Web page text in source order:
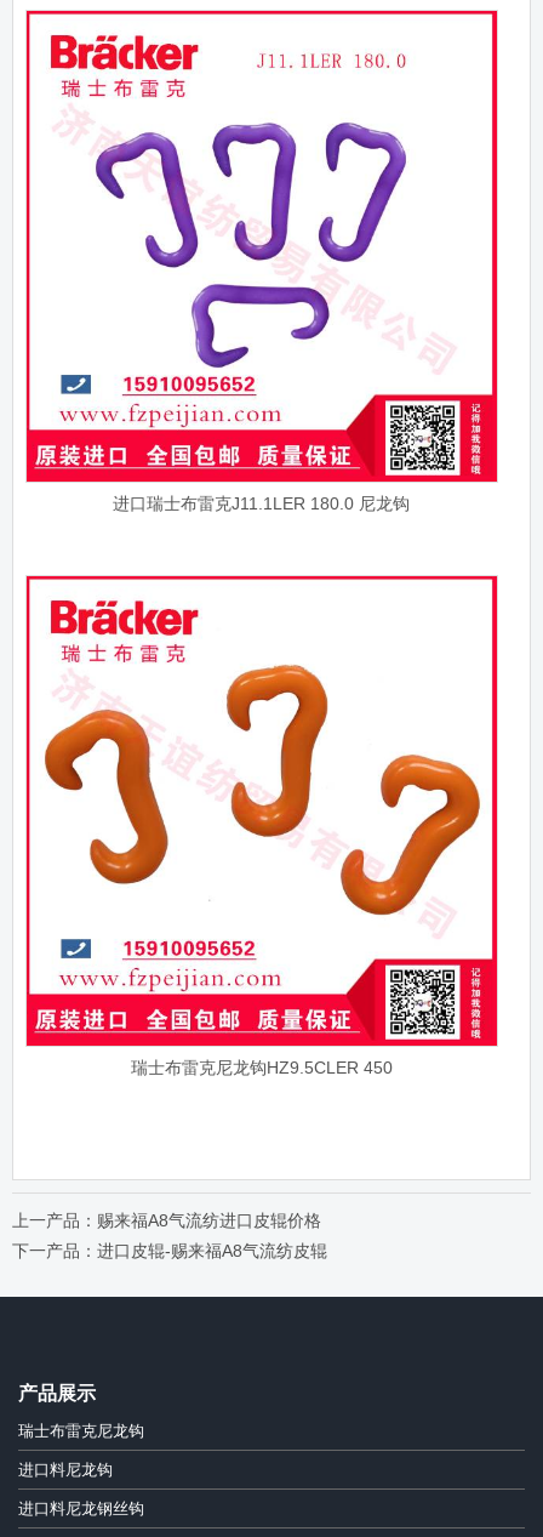
进口瑞士布雷克J11.1LER 180.0 尼龙钩
瑞士布雷克尼龙钩HZ9.5CLER 450
上一产品：赐来福A8气流纺进口皮辊价格
下一产品：进口皮辊-赐来福A8气流纺皮辊
产品展示
瑞士布雷克尼龙钩
进口料尼龙钩
进口料尼龙钢丝钩